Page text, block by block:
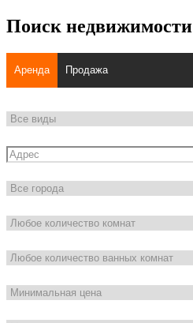
Поиск недвижимости
Аренда Продажа